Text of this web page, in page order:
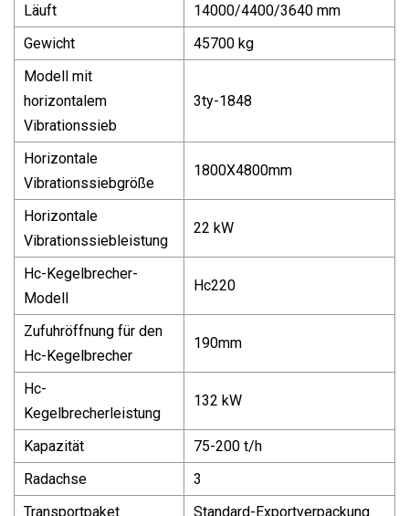
Läuft
14000/4400/3640 mm
Gewicht
45700 kg
Modell mit
horizontalem
Vibrationssieb
3ty-1848
Horizontale
Vibrationssiebgröße
1800X4800mm
Horizontale
Vibrationssiebleistung
22 kW
Hc-Kegelbrecher-
Modell
Hc220
Zufuhröffnung für den
Hc-Kegelbrecher
190mm
Hc-
Kegelbrecherleistung
132 kW
Kapazität
75-200 t/h
Radachse
3
Transportpaket
Standard-Exportverpackung